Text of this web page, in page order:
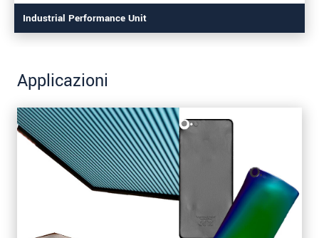
Industrial Performance Unit
Applicazioni